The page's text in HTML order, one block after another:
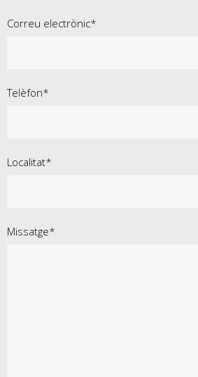
Correu electrònic*
Telèfon*
Localitat*
Missatge*